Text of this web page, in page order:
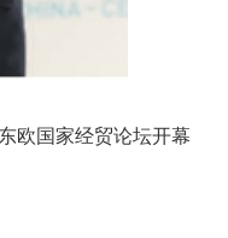
欧国家经贸论坛开幕